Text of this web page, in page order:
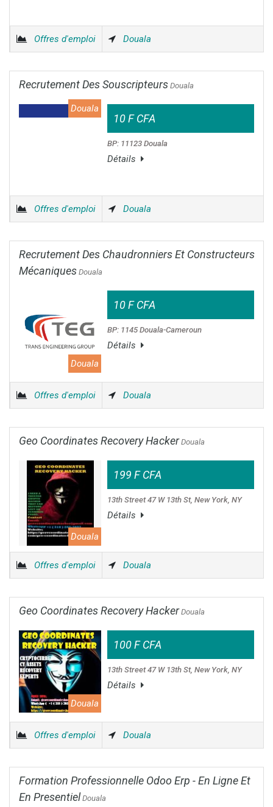
Offres d'emploi Douala
Recrutement Des Souscripteurs Douala
Douala
10 F CFA
BP: 11123 Douala
Détails
Offres d'emploi Douala
Recrutement Des Chaudronniers Et Constructeurs
Mécaniques Douala
Douala
10 F CFA
BP: 1145 Douala-Cameroun
Détails
Offres d'emploi Douala
Geo Coordinates Recovery HackerDouala
Douala
199 F CFA
13th Street 47 W 13th St, New York, NY
Détails
Offres d'emploi Douala
Geo Coordinates Recovery HackerDouala
Douala
100 F CFA
13th Street 47 W 13th St, New York, NY
Détails
Offres d'emploi Douala
Formation Professionnelle Odoo Erp - En Ligne Et
En Presentiel Douala